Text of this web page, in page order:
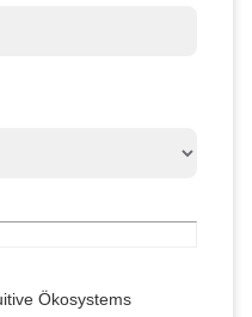
Ökosystems